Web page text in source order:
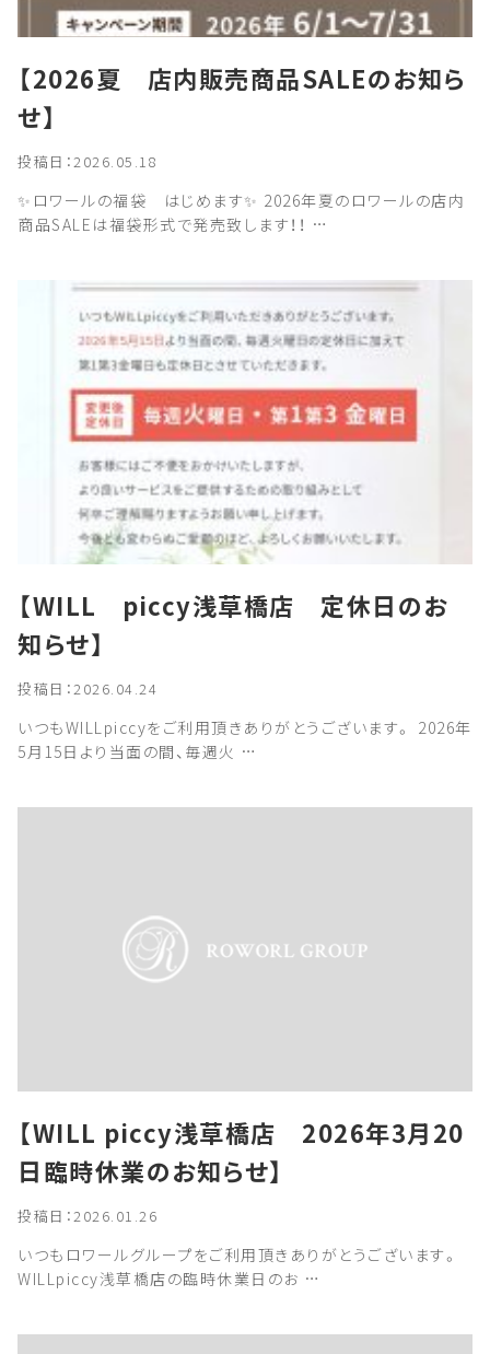
【2026夏 店内販売商品SALEのお知ら
せ】
投稿日：2026.05.18
✨ロワールの福袋 はじめます✨ 2026年夏のロワールの店内
商品SALEは福袋形式で発売致します！！ …
【WILL piccy浅草橋店 定休日のお
知らせ】
投稿日：2026.04.24
いつもWILLpiccyをご利用頂きありがとうございます。 2026年
5月15日より当面の間、毎週火 …
【WILL piccy浅草橋店 2026年3月20
日臨時休業のお知らせ】
投稿日：2026.01.26
いつもロワールグループをご利用頂きありがとうございます。
WILLpiccy浅草橋店の臨時休業日のお …